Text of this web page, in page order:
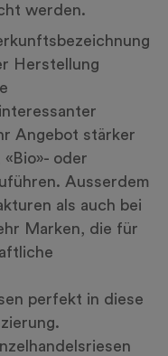
werden.
Herstellung
Angebot stärker
oder
Ausserdem
als auch bei
Marken, die für
perfekt in diese